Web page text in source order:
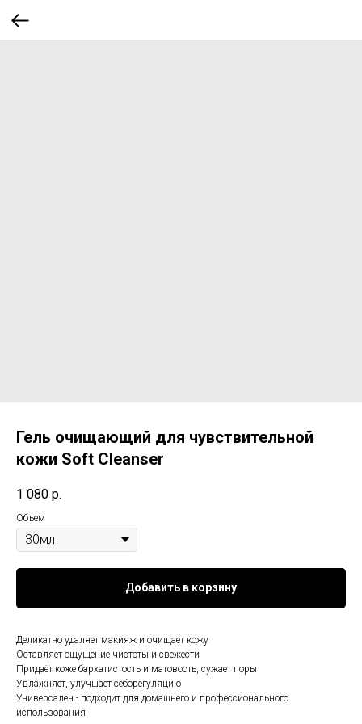
Гель очищающий для чувствительной
кожи Soft Cleanser
1 080 р.
Объем
Добавить в корзину
Деликатно удаляет макияж и очищает кожу
Оставляет ощущение чистоты и свежести
Придаёт коже бархатистость и матовость, сужает поры
Увлажняет, улучшает себорегуляцию
Универсален - подходит для домашнего и профессионального
использования